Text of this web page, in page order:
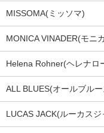
MISSOMA(ミッソマ)
MONICA VINADER(モニ
Helena Rohner(ヘレナロ
ALL BLUES(オールブル
LUCAS JACK(ルーカスジ